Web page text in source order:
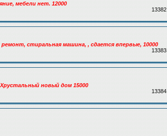
мебели нет. 12000
13382
стиральная машина, , сдается впервые, 10000
13383
новый дом 15000
13384